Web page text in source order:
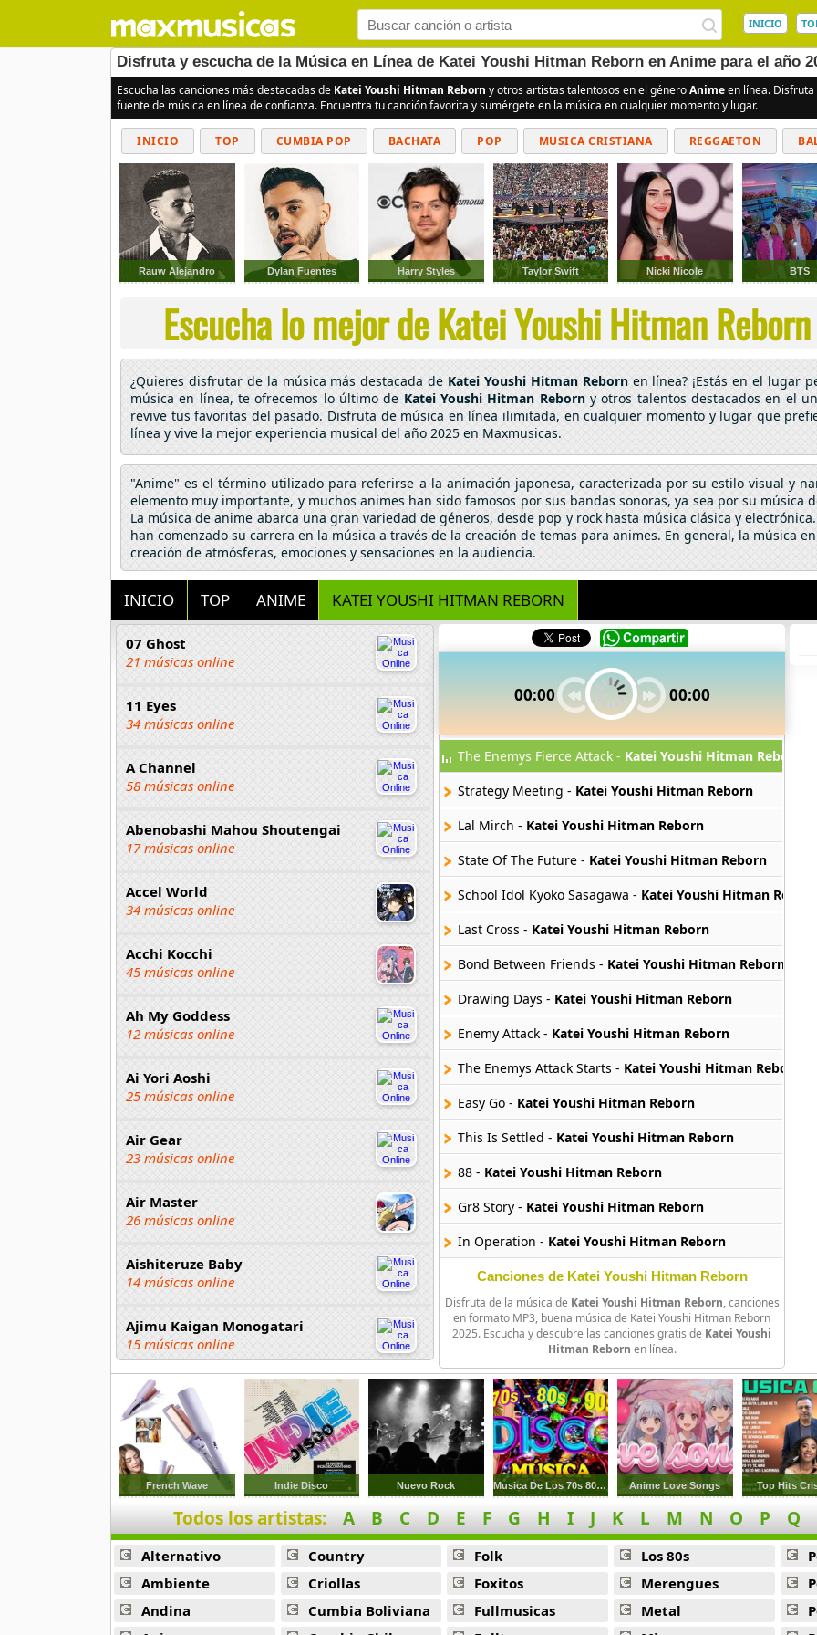
INICIO
Disfruta y escucha de la Música en Línea de Katei Youshi Hitman Reborn en Anime para el año
Escucha las canciones más destacadas de Katei Youshi Hitman Reborn y otros artistas talentosos en el géneroAnimeen línea.
fuente de música en línea de confianza. Encuentra tu canción favorita y sumérgete en la música en cualquier momento y lugar.
INICIO TOP CUMBIA POP BACHATA POP MUSICA CRISTIANA REGGAETON
CUMBIAS
Rauw Alejandro Dylan Fuentes Harry Styles Taylor Swift Nicki Nicole BTS
Escucha lo mejor de Katei Youshi Hitman
¿Quieres disfrutar de la música más destacada de Katei Youshi Hitman Rebornen línea? ¡Estás en el lugar
música en línea, te ofrecemos lo último de Katei Youshi Hitman Reborny otros talentos destacados en el
revive tus favoritas del pasado. Disfruta de música en línea ilimitada, en cualquier momento y lugar que
línea y vive la mejor experiencia musical del año 2025 en Maxmusicas.
"Anime" es el término utilizado para referirse a la animación japonesa, caracterizada por su estilo visual y
elemento muy importante, y muchos animes han sido famosos por sus bandas sonoras, ya sea por su música
La música de anime abarca una gran variedad de géneros, desde pop y rock hasta música clásica y
han comenzado su carrera en la música a través de la creación de temas para animes. En general, la música
creación de atmósferas, emociones y sensaciones en la audiencia.
INICIO TOP ANIME KATEI YOUSHI HITMAN REBORN
07 Ghost
21 músicas online
11 Eyes
34 músicas online
A Channel
58 músicas online
Abenobashi Mahou Shoutengai
17 músicas online
Accel World
34 músicas online
Acchi Kocchi
45 músicas online
Ah My Goddess
12 músicas online
Ai Yori Aoshi
25 músicas online
Air Gear
23 músicas online
Air Master
26 músicas online
Aishiteruze Baby
14 músicas online
Ajimu Kaigan Monogatari
15 músicas online
Akahori Gedou Hour Rabuge
29 músicas online
Akane Iro Ni Samoru Saka
26 músicas online
Akb0048
6 músicas online
Akikan
15 músicas online
00:00 00:00
The Enemys Fierce Attack - Katei Youshi Hitman Reborn
Strategy Meeting - Katei Youshi Hitman Reborn
Lal Mirch - Katei Youshi Hitman Reborn
State Of The Future - Katei Youshi Hitman Reborn
School Idol Kyoko Sasagawa - Katei Youshi Hitman
Last Cross - Katei Youshi Hitman Reborn
Bond Between Friends - Katei Youshi Hitman Reborn
Drawing Days - Katei Youshi Hitman Reborn
Enemy Attack - Katei Youshi Hitman Reborn
The Enemys Attack Starts - Katei Youshi Hitman Reborn
Easy Go - Katei Youshi Hitman Reborn
This Is Settled - Katei Youshi Hitman Reborn
88 - Katei Youshi Hitman Reborn
Gr8 Story - Katei Youshi Hitman Reborn
In Operation - Katei Youshi Hitman Reborn
Listen To The Stereo -Katei Youshi Hitman Reborn
Sakura Rock -Katei Youshi Hitman Reborn
Reborn The Dying Will Time -Katei Youshi Hitman Reborn
Standing Friends -Katei Youshi Hitman Reborn
Tsuna Awakes -Katei Youshi Hitman Reborn
Vs Varia -Katei Youshi Hitman Reborn
Xanxus -Katei Youshi Hitman Reborn
Aoi Yume -
Katei Youshi Hitman Reborn
Before The Decisive Battle -Katei Youshi Hitman Reborn
Canvas -Katei Youshi Hitman Reborn
Canciones de Katei Youshi Hitman Reborn
Disfruta de la música de Katei Youshi Hitman Reborn, canciones
en formato MP3, buena música de Katei Youshi Hitman Reborn
2025. Escucha y descubre las canciones gratis de Katei Youshi
Hitman Reborn en línea.
French Wave Indie Disco Nuevo Rock Musica De Los 70s 80s 90s Anime Love Songs Top Hits
Todos los artistas: A B C D E F G H I J K L M N O P Q
Alternativo
Ambiente
Andina
Country
Criollas
Cumbia Boliviana
Folk
Foxitos
Fullmusicas
Los 80s
Merengues
Metal